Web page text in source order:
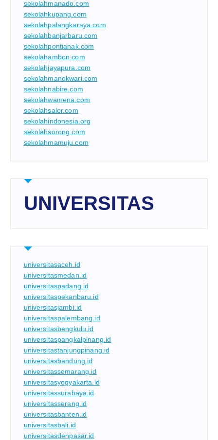
sekolahmanado.com
sekolahkupang.com
sekolahpalangkaraya.com
sekolahbanjarbaru.com
sekolahpontianak.com
sekolahambon.com
sekolahjayapura.com
sekolahmanokwari.com
sekolahnabire.com
sekolahwamena.com
sekolahsalor.com
sekolahindonesia.org
sekolahsorong.com
sekolahmamuju.com
UNIVERSITAS
universitasaceh.id
universitasmedan.id
universitaspadang.id
universitaspekanbaru.id
universitasjambi.id
universitaspalembang.id
universitasbengkulu.id
universitaspangkalpinang.id
universitastanjungpinang.id
universitasbandung.id
universitassemarang.id
universitasyogyakarta.id
universitassurabaya.id
universitasserang.id
universitasbanten.id
universitasbali.id
universitasdenpasar.id